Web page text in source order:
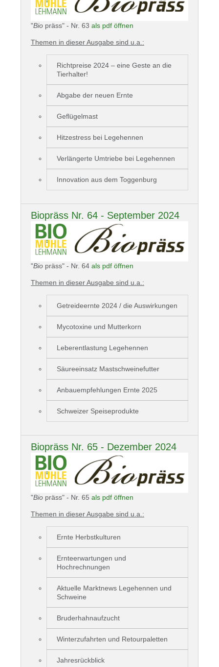
"Bio präss" - Nr. 63 als pdf öffnen
Themen in dieser Ausgabe sind u.a.:
Richtpreise 2024 – eine Geste an die
Tierhalter!
Abgabe der neuen Ernte
Geflügelmast
Hitzestress bei Legehennen
Verlängerte Umtriebe bei Legehennen
Innovation aus dem Toggenburg
Biopräss Nr. 64 - September 2024
"Bio präss" - Nr. 64 als pdf öffnen
Themen in dieser Ausgabe sind u.a.:
Getreideernte 2024 / die Auswirkungen
Mycotoxine und Mutterkorn
Leberentlastung Legehennen
Säureeinsatz Mastschweinefutter
Anbauempfehlungen Ernte 2025
Schweizer Speiseprodukte
Biopräss Nr. 65 - Dezember 2024
"Bio präss" - Nr. 65 als pdf öffnen
Themen in dieser Ausgabe sind u.a.:
Ernte Herbstkulturen
Ernteerwartungen und
Hochrechnungen
Aktuelle Marktnews Legehennen und
Schweine
Bruderhahnaufzucht
Winterzufahrten und Retourpaletten
Jahresrückblick